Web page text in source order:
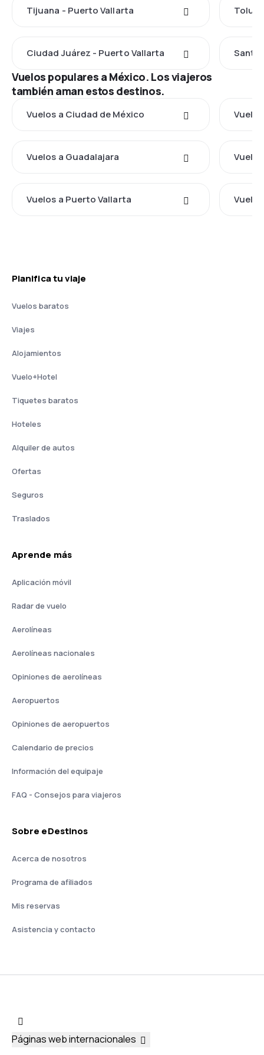
Tijuana - Puerto Vallarta
Ciudad Juárez - Puerto Vallarta Santa
Vuelos populares a México. Los viajeros
también aman estos destinos.
Vuelos a Ciudad de México
Vuelos a Guadalajara
Vuelos a Puerto Vallarta
Planifica tu viaje
Vuelos baratos
Viajes
Alojamientos
Vuelo+Hotel
Tiquetes baratos
Hoteles
Alquiler de autos
Ofertas
Seguros
Traslados
Aprende más
Aplicación móvil
Radar de vuelo
Aerolíneas
Aerolíneas nacionales
Opiniones de aerolíneas
Aeropuertos
Opiniones de aeropuertos
Calendario de precios
Información del equipaje
FAQ - Consejos para viajeros
Sobre eDestinos
Acerca de nosotros
Programa de afiliados
Mis reservas
Asistencia y contacto
Páginas web internacionales